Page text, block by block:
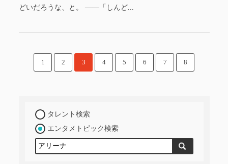
どいだろうな、と。 ――「しんど...
1 2 3 4 5 6 7 8
タレント検索
エンタメトピック検索